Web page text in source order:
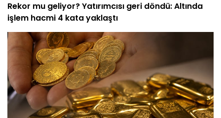
Rekor mu geliyor? Yatırımcısı geri döndü: Altında
işlem hacmi 4 kata yaklaştı